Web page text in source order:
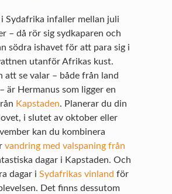
i Sydafrika infaller mellan juli
– då rör sig sydkaparen och
södra ishavet för att para sig i
utanför Afrikas kust.
att se valar – både från land
är Hermanus som ligger en
Kapstaden. Planerar du din
i slutet av oktober eller
kan du kombinera
vandring med valspaning från
dagar i Kapstaden. Och
dagar iSydafrikas vinland för
Det finns dessutom